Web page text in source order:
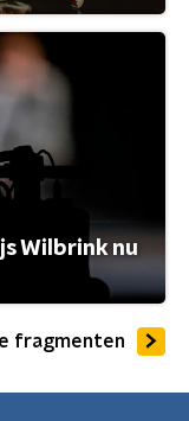
Wilbrink nu
fragmenten